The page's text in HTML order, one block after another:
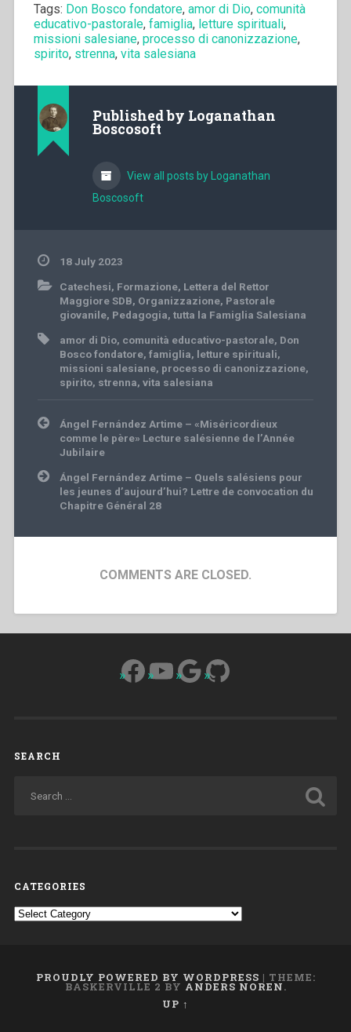
Tags: Don Bosco fondatore, amor di Dio, comunità
educativo-pastorale, famiglia, letture spirituali,
missioni salesiane, processo di canonizzazione,
spirito, strenna, vita salesiana
Published by Loganathan
Boscosoft
View all posts by Loganathan
Boscosoft
18 July 2023
Catechesi, Formazione, Lettera del Rettor
Maggiore SDB, Organizzazione, Pastorale
giovanile, Pedagogia, tutta la Famiglia Salesiana
amor di Dio, comunità educativo-pastorale, Don
Bosco fondatore, famiglia, letture spirituali,
missioni salesiane, processo di canonizzazione,
spirito, strenna, vita salesiana
Post
navigation
Ángel Fernández Artime – «Miséricordieux
comme le père» Lecture salésienne de l’Année
Jubilaire
Ángel Fernández Artime – Quels salésiens pour
les jeunes d’aujourd’hui? Lettre de convocation du
Chapitre Général 28
COMMENTS ARE CLOSED.
Facebook
YouTube
Google
GitHub
SEARCH
CATEGORIES
Categories
PROUDLY POWERED BY WORDPRESS | THEME:
BASKERVILLE 2 BY ANDERS NOREN.
UP ↑